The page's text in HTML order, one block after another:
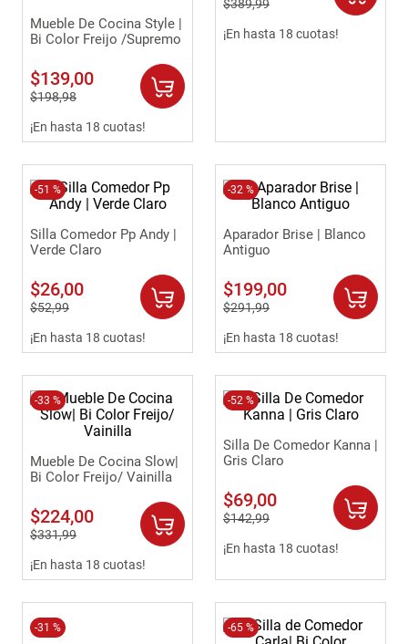
Mueble De Cocina Style |
Bi Color Freijo /Supremo
$139,00
$198,98
¡En hasta 18 cuotas!
$389,99
¡En hasta 18 cuotas!
-51 %
Silla Comedor Pp Andy |
Verde Claro
$26,00
$52,99
¡En hasta 18 cuotas!
-32 %
Aparador Brise | Blanco
Antiguo
$199,00
$291,99
¡En hasta 18 cuotas!
-33 %
Mueble De Cocina Slow|
Bi Color Freijo/ Vainilla
$224,00
$331,99
¡En hasta 18 cuotas!
-52 %
Silla De Comedor Kanna |
Gris Claro
$69,00
$142,99
¡En hasta 18 cuotas!
-31 % -65 %